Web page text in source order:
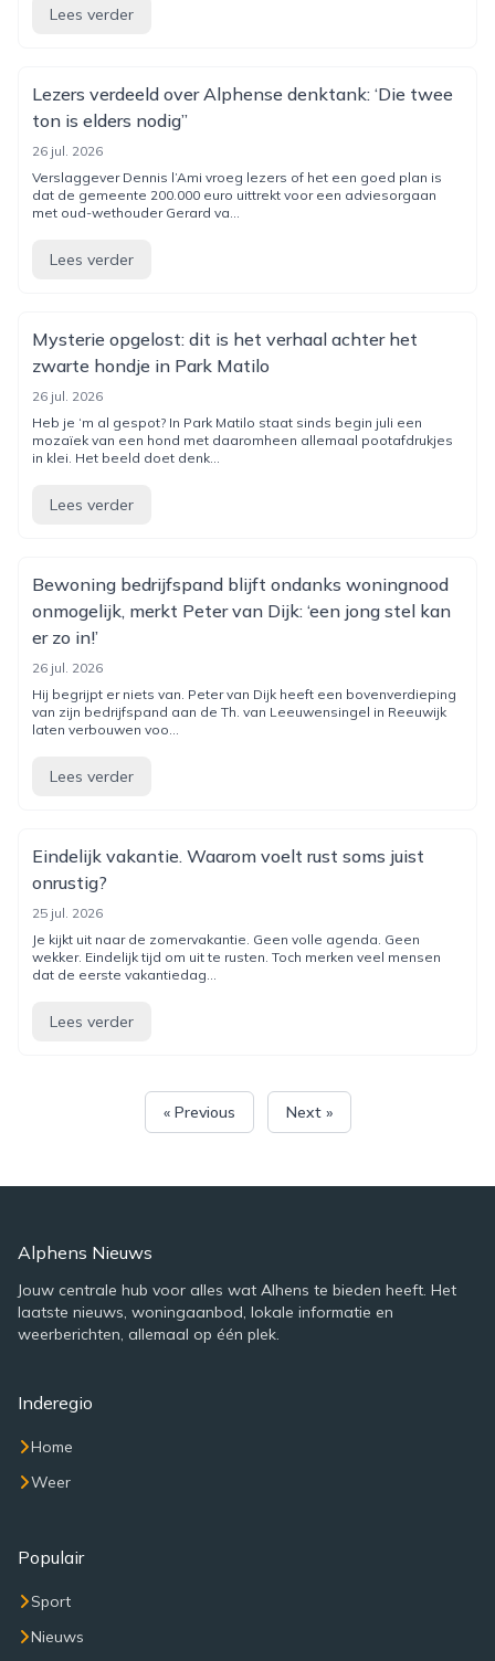
Lees verder
Lezers verdeeld over Alphense denktank: ‘Die twee
ton is elders nodig”
26 jul. 2026
Verslaggever Dennis l’Ami vroeg lezers of het een goed plan is
dat de gemeente 200.000 euro uittrekt voor een adviesorgaan
met oud-wethouder Gerard va...
Lees verder
Mysterie opgelost: dit is het verhaal achter het
zwarte hondje in Park Matilo
26 jul. 2026
Heb je ‘m al gespot? In Park Matilo staat sinds begin juli een
mozaïek van een hond met daaromheen allemaal pootafdrukjes
in klei. Het beeld doet denk...
Lees verder
Bewoning bedrijfspand blijft ondanks woningnood
onmogelijk, merkt Peter van Dijk: ‘een jong stel kan
er zo in!’
26 jul. 2026
Hij begrijpt er niets van. Peter van Dijk heeft een bovenverdieping
van zijn bedrijfspand aan de Th. van Leeuwensingel in Reeuwijk
laten verbouwen voo...
Lees verder
Eindelijk vakantie. Waarom voelt rust soms juist
onrustig?
25 jul. 2026
Je kijkt uit naar de zomervakantie. Geen volle agenda. Geen
wekker. Eindelijk tijd om uit te rusten. Toch merken veel mensen
dat de eerste vakantiedag...
Lees verder
« Previous Next »
Alphens Nieuws
Jouw centrale hub voor alles wat Alhens te bieden heeft. Het
laatste nieuws, woningaanbod, lokale informatie en
weerberichten, allemaal op één plek.
Inderegio
Home
Weer
Populair
Sport
Nieuws